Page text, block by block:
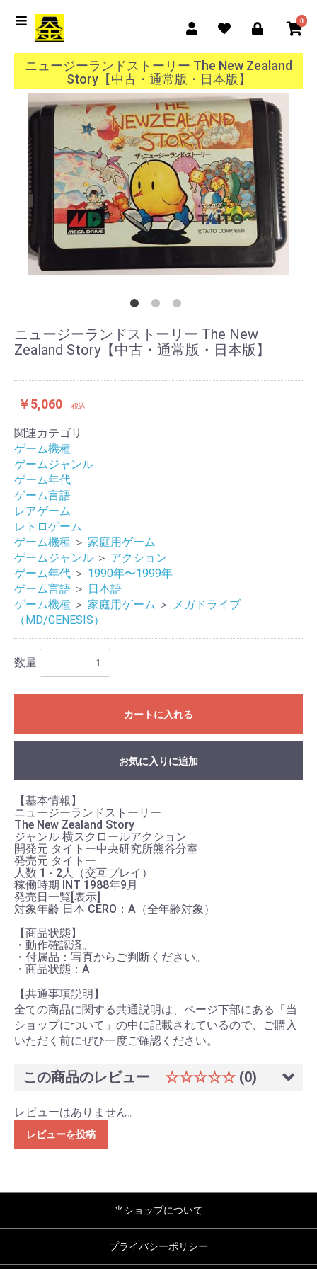
0
ニュージーランドストーリー The New Zealand
Story【中古・通常版・日本版】
ニュージーランドストーリー The New
Zealand Story【中古・通常版・日本版】
￥5,060 税込
関連カテゴリ
ゲーム機種
ゲームジャンル
ゲーム年代
ゲーム言語
レアゲーム
レトロゲーム
ゲーム機種 ＞ 家庭用ゲーム
ゲームジャンル ＞ アクション
ゲーム年代 ＞ 1990年〜1999年
ゲーム言語 ＞ 日本語
ゲーム機種 ＞ 家庭用ゲーム ＞ メガドライブ
（MD/GENESIS）
数量
カートに入れる
お買い物を続ける
カートへ進む
お気に入りに追加
【基本情報】
ニュージーランドストーリー
The New Zealand Story
ジャンル 横スクロールアクション
開発元 タイトー中央研究所熊谷分室
発売元 タイトー
人数 1 - 2人（交互プレイ）
稼働時期 INT 1988年9月
発売日一覧[表示]
対象年齢 日本 CERO：A（全年齢対象）
【商品状態】
・動作確認済。
・付属品：写真からご判断ください。
・商品状態：A
【共通事項説明】
全ての商品に関する共通説明は、ページ下部にある「当
ショップについて」の中に記載されているので、ご購入
いただく前にぜひ一度ご確認ください。
この商品のレビュー ☆☆☆☆☆ (0)
レビューはありません。
レビューを投稿
当ショップについて
プライバシーポリシー